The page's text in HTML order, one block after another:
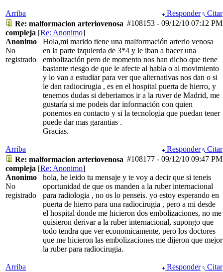
Arriba Responder
Citar
#108153 - 09/12/10 07:12 PM
Re: malformacion arteriovenosa
compleja [Re: Anonimo]
Anonimo
No
registrado
Hola,mi marido tiene una malformación arterio venosa
en la parte izquierda de 3*4 y le iban a hacer una
embolización pero de momento nos han dicho que tiene
bastante riesgo de que le afecte al habla o al movimiento
y lo van a estudiar para ver que alternativas nos dan o si
le dan radiocirugia , es en el hospital puerta de hierro, y
tenemos dudas si deberiamos ir a la ruver de Madrid, me
gustaría si me podeis dar información con quien
ponernos en contacto y si la tecnologia que puedan tener
puede dar mas garantias .
Gracias.
Arriba Responder
Citar
#108177 - 09/12/10 09:47 PM
Re: malformacion arteriovenosa
compleja [Re: Anonimo]
Anonimo
No
registrado
hola, he leido tu mensaje y te voy a decir que si teneis
oportunidad de que os manden a la ruber internacional
para radiologia , no os lo penseis. yo estoy esperando en
puerta de hierro para una radiocirugia , pero a mi desde
el hospital donde me hicieron dos embolizaciones, no me
quisieron derivar a la ruber internacional, supongo que
todo tendra que ver economicamente, pero los doctores
que me hicieron las embolizaciones me dijeron que mejor
la ruber para radiocirugia.
Arriba Responder
Citar